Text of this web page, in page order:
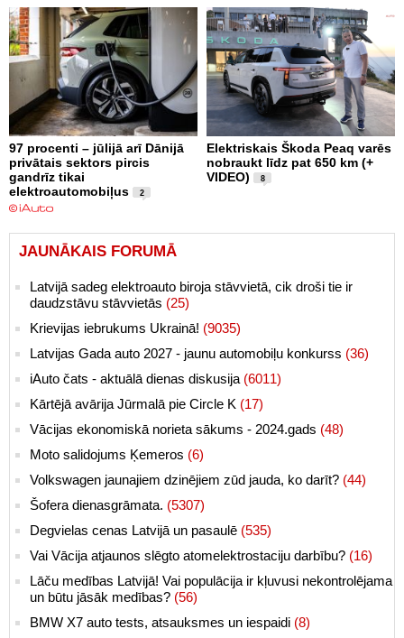
97 procenti – jūlijā arī Dānijā
privātais sektors pircis
gandrīz tikai
elektroautomobiļus
2
Elektriskais Škoda Peaq varēs
nobraukt līdz pat 650 km (+
VIDEO)
8
JAUNĀKAIS FORUMĀ
Latvijā sadeg elektroauto biroja stāvvietā, cik droši tie ir
daudzstāvu stāvvietās (25)
Krievijas iebrukums Ukrainā! (9035)
Latvijas Gada auto 2027 - jaunu automobiļu konkurss (36)
iAuto čats - aktuālā dienas diskusija (6011)
Kārtējā avārija Jūrmalā pie Circle K (17)
Vācijas ekonomiskā norieta sākums - 2024.gads (48)
Moto salidojums Ķemeros (6)
Volkswagen jaunajiem dzinējiem zūd jauda, ko darīt? (44)
Šofera dienasgrāmata. (5307)
Degvielas cenas Latvijā un pasaulē (535)
Vai Vācija atjaunos slēgto atomelektrostaciju darbību? (16)
Lāču medības Latvijā! Vai populācija ir kļuvusi nekontrolējama
un būtu jāsāk medības? (56)
BMW X7 auto tests, atsauksmes un iespaidi (8)